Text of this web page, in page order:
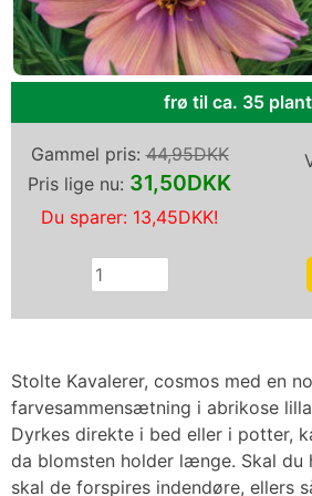
Stolte Kavalerer, cosmos med en
farvesammensætning i abrikose
Dyrkes direkte i bed eller i potter,
da blomsten holder længe. Skal du
skal de forspires indendøre, ellers
Gammel pris:44,95DKK
Pris lige nu: 31,50DKK
Du sparer: 13,45DKK!
frø til ca. 35